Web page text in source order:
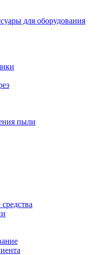
для оборудования
пыли